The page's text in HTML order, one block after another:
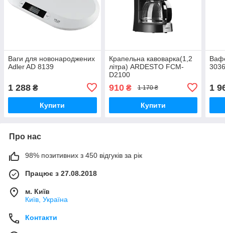
Ваги для новонароджених
Adler AD 8139
1 288 ₴
Купити
Крапельна кавоварка(1,2
літра) ARDESTO FCM-
D2100
910₴ 1 170 ₴
Купити
1
Про нас
98% позитивних з 450 відгуків за рік
Працює з 27.08.2018
м. Київ
Київ, Україна
Контакти